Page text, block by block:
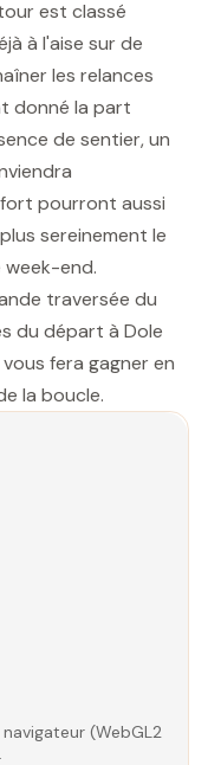
est classé
à l'aise sur de
les relances
donné la part
de sentier, un
pourront aussi
sereinement le
week-end.
traversée du
du départ à Dole
fera gagner en
la boucle.
(WebGL2